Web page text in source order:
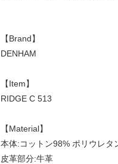
【Brand】
DENHAM
【Item】
RIDGE C 513
【Material】
本体:コットン98% ポリウレタ
皮革部分:牛革